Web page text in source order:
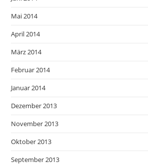
Mai 2014
April 2014
März 2014
Februar 2014
Januar 2014
Dezember 2013
November 2013
Oktober 2013
September 2013